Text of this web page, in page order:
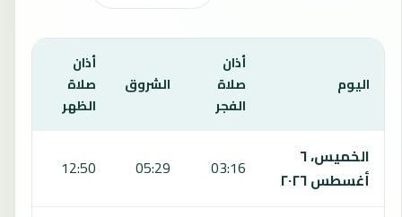
اليوم
أذان
صلاة
الفجر
الشروق
أذان
صلاة
الظهر
الخميس، ٦
أغسطس ٢٠٢٦
03:16
05:29
12:50